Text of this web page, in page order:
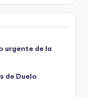
urgente de la
de Duelo